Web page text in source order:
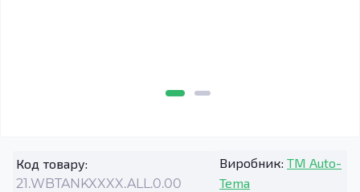
Код товару:
21.WBTANKXXXX.ALL.0.00
Виробник: TM Auto-
Tema